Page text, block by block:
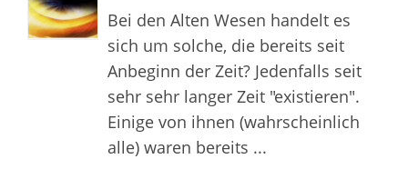
Bei den Alten Wesen handelt es
sich um solche, die bereits seit
Anbeginn der Zeit? Jedenfalls seit
sehr sehr langer Zeit "existieren".
Einige von ihnen (wahrscheinlich
alle) waren bereits ...